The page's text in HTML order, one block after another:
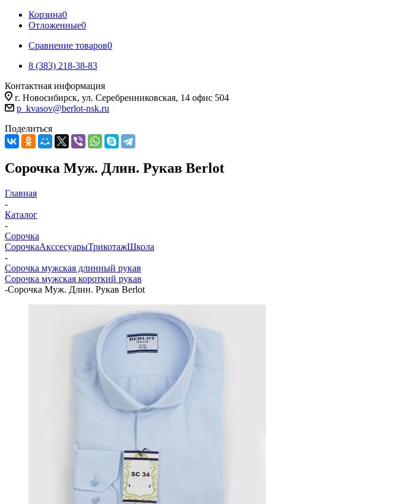
Корзина0
Отложенные0
Сравнение товаров0
8 (383) 218-38-83
Контактная информация
г. Новосибирск, ул. Серебренниковская, 14 офис 504
p_kvasov@berlot-nsk.ru
Поделиться
Сорочка Муж. Длин. Рукав Berlot
Главная
-
Каталог
-
Сорочка
СорочкаАкссесуарыТрикотажШкола
-
Сорочка мужская длинный рукав
Сорочка мужская короткий рукав
-Сорочка Муж. Длин. Рукав Berlot